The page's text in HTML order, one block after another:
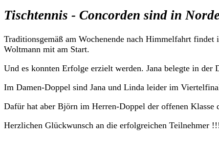
Tischtennis - Concorden sind in
Traditionsgemäß am Wochenende nach Himmelfahrt
Woltmann mit am Start.
Und es konnten Erfolge erzielt werden. Jana belegte in
Im Damen-Doppel sind Jana und Linda leider im
Dafür hat aber Björn im Herren-Doppel der offenen Klasse
Herzlichen Glückwunsch an die erfolgreichen Teilnehmer